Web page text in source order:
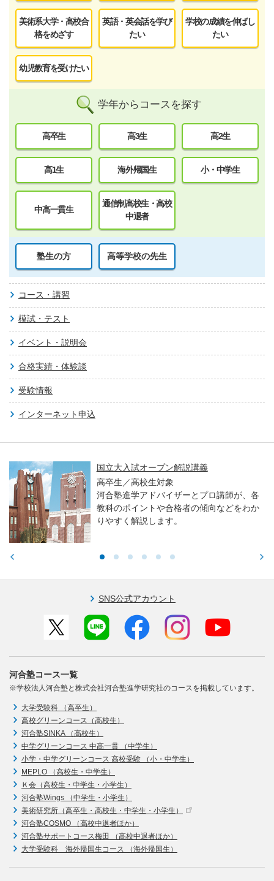
美術系大学・高校合
格をめざす
英語・英会話を学び
たい
学校の成績を伸ばし
たい
幼児教育を受けたい
学年からコースを探す
高卒生 高3生 高2生
高1生 海外帰国生 小・中学生
中高一貫生
通信制高校生・高校
中退者
塾生の方 高等学校の先生
コース・講習
模試・テスト
イベント・説明会
合格実績・体験談
受験情報
インターネット申込
国立大入試オープン解説講義
高卒生／高校生対象
河合塾進学アドバイザーとプロ講師が、各
教科のポイントや合格者の傾向などをわか
りやすく解説します。
SNS公式アカウント
河合塾コース一覧
※学校法人河合塾と株式会社河合塾進学研究社のコースを掲載しています。
大学受験科 （高卒生）
高校グリーンコース（高校生）
河合塾SINKA （高校生）
中学グリーンコース 中高一貫 （中学生）
小学・中学グリーンコース 高校受験 （小・中学生）
MEPLO （高校生・中学生）
Ｋ会（高校生・中学生・小学生）
河合塾Wings （中学生・小学生）
美術研究所（高卒生・高校生・中学生・小学生）
河合塾COSMO （高校中退者ほか）
河合塾サポートコース梅田 （高校中退者ほか）
大学受験科 海外帰国生コース （海外帰国生）